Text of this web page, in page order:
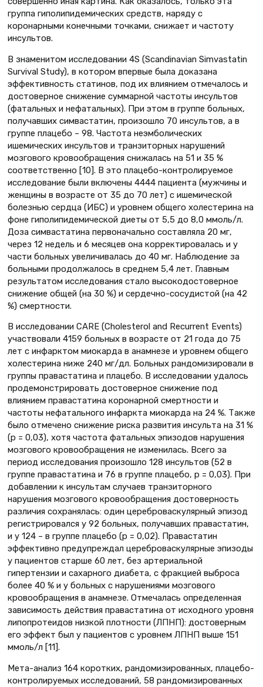
группа гиполипидемических средств, наряду с
коронарными конечными точками, снижает и частоту
инсультов.
В знаменитом исследовании 4S (Scandinavian Simvastatin
Survival Study), в котором впервые была доказана
эффективность статинов, под их влиянием отмечалось и
достоверное снижение суммарной частоты инсультов
(фатальных и нефатальных). При этом в группе больных,
получавших симвастатин, произошло 70 инсультов, а в
группе плацебо – 98. Частота неэмболических
ишемических инсультов и транзиторных нарушений
мозгового кровообращения снижалась на 51 и 35 %
соответственно [10]. В это плацебо-контролируемое
исследование были включены 4444 пациента (мужчины и
женщины в возрасте от 35 до 70 лет) с ишемической
болезнью сердца (ИБС) и уровнем общего холестерина на
фоне гиполипидемической диеты от 5,5 до 8,0 ммоль/л.
Доза симвастатина первоначально составляла 20 мг,
через 12 недель и 6 месяцев она корректировалась и у
части больных увеличивалась до 40 мг. Наблюдение за
больными продолжалось в среднем 5,4 лет. Главным
результатом исследования стало высокодостоверное
снижение общей (на 30 %) и сердечно-сосудистой (на 42
%) смертности.
В исследовании CARE (Cholesterol and Recurrent Events)
участвовали 4159 больных в возрасте от 21 года до 75
лет с инфарктом миокарда в анамнезе и уровнем общего
холестерина ниже 240 мг/дл. Больных рандомизировали в
группы правастатина и плацебо. В исследовании удалось
продемонстрировать достоверное снижение под
влиянием правастатина коронарной смертности и
частоты нефатального инфаркта миокарда на 24 %. Также
было отмечено снижение риска развития инсульта на 31 %
(р = 0,03), хотя частота фатальных эпизодов нарушения
мозгового кровообращения не изменилась. Всего за
период исследования произошло 128 инсультов (52 в
группе правастатина и 76 в группе плацебо, р = 0,03). При
добавлении к инсультам случаев транзиторного
нарушения мозгового кровообращения достоверность
различия сохранялась: один цереброваскулярный эпизод
регистрировался у 92 больных, получавших правастатин,
и у 124 – в группе плацебо (р = 0,02). Правастатин
эффективно предупреждал цереброваскулярные эпизоды
у пациентов старше 60 лет, без артериальной
гипертензии и сахарного диабета, с фракцией выброса
более 40 % и у больных c нарушениями мозгового
кровообращения в анамнезе. Отмечалась определенная
зависимость действия правастатина от исходного уровня
липопротеидов низкой плотности (ЛПНП): достоверным
его эффект был у пациентов с уровнем ЛПНП выше 151
ммоль/л [11].
Мета-анализ 164 коротких, рандомизированных, плацебо-
контролируемых исследований, 58 рандомизированных